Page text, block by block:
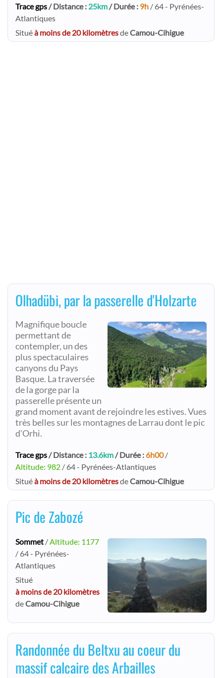
Trace gps/ Distance : 25km/ Durée : 9h / 64 - Pyrénées-
Atlantiques
Situéà moins de 20 kilomètresdeCamou-Cihigue
Olhadübi, par la passerelle d'Holzarte
Magnifique boucle
permettant de
contempler, un des
plus spectaculaires
canyons du Pays
Basque. La traversée
de la gorge par la
passerelle présente un
grand moment avant de rejoindre les estives. Vues
très belles sur les montagnes de Larrau dont le pic
d’Orhi.
Trace gps/ Distance : 13.6km/ Durée : 6h00/
Altitude: 982 / 64 - Pyrénées-Atlantiques
Situéà moins de 20 kilomètresdeCamou-Cihigue
Pic de Zabozé
Sommet /Altitude: 1177
/ 64 - Pyrénées-
Atlantiques
Situé
à moins de 20 kilomètres
deCamou-Cihigue
Randonnée du Beltxu au coeur du
massif calcaire des Arbailles